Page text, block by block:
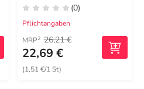
(0)
Pflichtangaben
MRP2 26,21 €
22,69 €
(1,51 €/1 St)